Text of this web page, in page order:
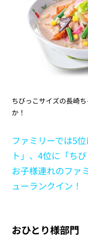
ちびっこサイズの長崎
か！
ファミリーでは5
ト」、4位に「ち
お子様連れのファ
ューランクイン！
おひとり様部門